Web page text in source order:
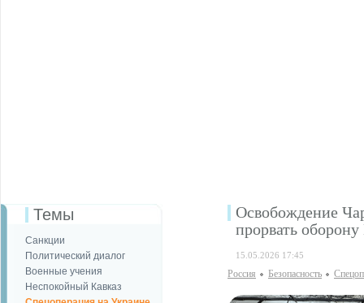
Темы
Санкции
Политический диалог
Военные учения
Неспокойный Кавказ
Освобождение
прорвать
15.05.2026 17:45
Россия Безопаcность